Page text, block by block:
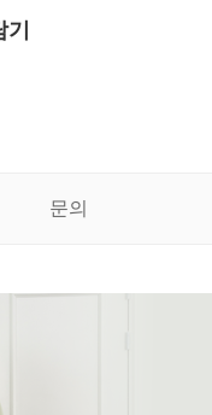
문의